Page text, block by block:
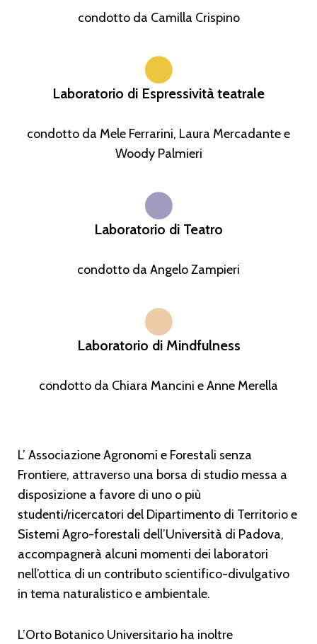
condotto da Camilla Crispino
Laboratorio di Espressività teatrale
condotto da Mele Ferrarini, Laura Mercadante e
Woody Palmieri
Laboratorio di Teatro
condotto da Angelo Zampieri
Laboratorio di Mindfulness
condotto da Chiara Mancini e Anne Merella
L’ Associazione Agronomi e Forestali senza
Frontiere, attraverso una borsa di studio messa a
disposizione a favore di uno o più
studenti/ricercatori del Dipartimento di Territorio e
Sistemi Agro-forestali dell’Università di Padova,
accompagnerà alcuni momenti dei laboratori
nell’ottica di un contributo scientifico-divulgativo
in tema naturalistico e ambientale.
L’Orto Botanico Universitario ha inoltre